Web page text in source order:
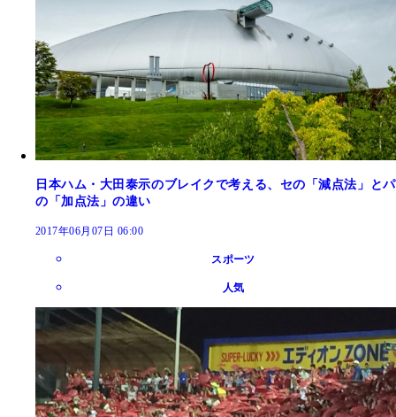
日本ハム・大田泰示のブレイクで考える、セの「減点法」とパ
の「加点法」の違い
2017年06月07日 06:00
スポーツ
人気